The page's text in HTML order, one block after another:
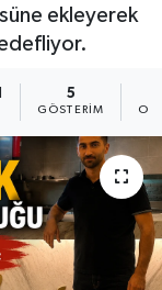
ekleyerek
5
GÖSTERIM